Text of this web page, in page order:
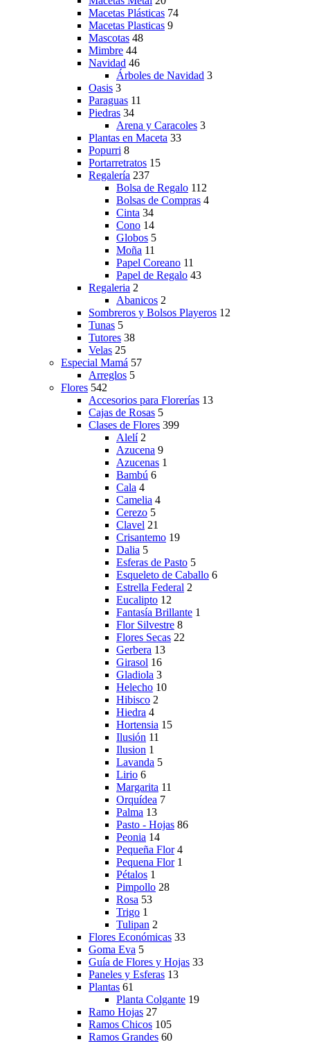
Macetas Plásticas 74
Macetas Plasticas 9
Mascotas 48
Mimbre 44
Navidad 46
Árboles de Navidad 3
Oasis 3
Paraguas 11
Piedras 34
Arena y Caracoles 3
Plantas en Maceta 33
Popurri 8
Portarretratos 15
Regalería 237
Bolsa de Regalo 112
Bolsas de Compras 4
Cinta 34
Cono 14
Globos 5
Moña 11
Papel Coreano 11
Papel de Regalo 43
Regaleria 2
Abanicos 2
Sombreros y Bolsos Playeros 12
Tunas 5
Tutores 38
Velas 25
Especial Mamá 57
Arreglos 5
Flores 542
Accesorios para Florerías 13
Cajas de Rosas 5
Clases de Flores 399
Alelí 2
Azucena 9
Azucenas 1
Bambú 6
Cala 4
Camelia 4
Cerezo 5
Clavel 21
Crisantemo 19
Dalia 5
Esferas de Pasto 5
Esqueleto de Caballo 6
Estrella Federal 2
Eucalipto 12
Fantasía Brillante 1
Flor Silvestre 8
Flores Secas 22
Gerbera 13
Girasol 16
Gladiola 3
Helecho 10
Hibisco 2
Hiedra 4
Hortensia 15
Ilusión 11
Ilusion 1
Lavanda 5
Lirio 6
Margarita 11
Orquídea 7
Palma 13
Pasto - Hojas 86
Peonia 14
Pequeña Flor 4
Pequena Flor 1
Pétalos 1
Pimpollo 28
Rosa 53
Trigo 1
Tulipan 2
Flores Económicas 33
Goma Eva 5
Guía de Flores y Hojas 33
Paneles y Esferas 13
Plantas 61
Planta Colgante 19
Ramo Hojas 27
Ramos Chicos 105
Ramos Grandes 60